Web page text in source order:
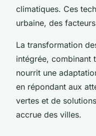
climatiques. Ces
urbaine, des
La transformation
intégrée, combinant
nourrit une
en répondant aux
vertes et de
accrue des villes.